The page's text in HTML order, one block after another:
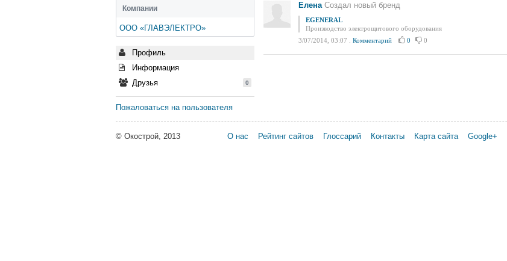
Компании
ООО «ГЛАВЭЛЕКТРО»
Профиль
Информация
Друзья
0
Пожаловаться на пользователя
ЕленаСоздал новый бренд
EGENERAL
Производство электрощитового оборудования
3/07/2014, 03:07
Комментарий 0 0
© Окострой, 2013 О нас Рейтинг сайтов Глоссарий Контакты Карта сайта Google+